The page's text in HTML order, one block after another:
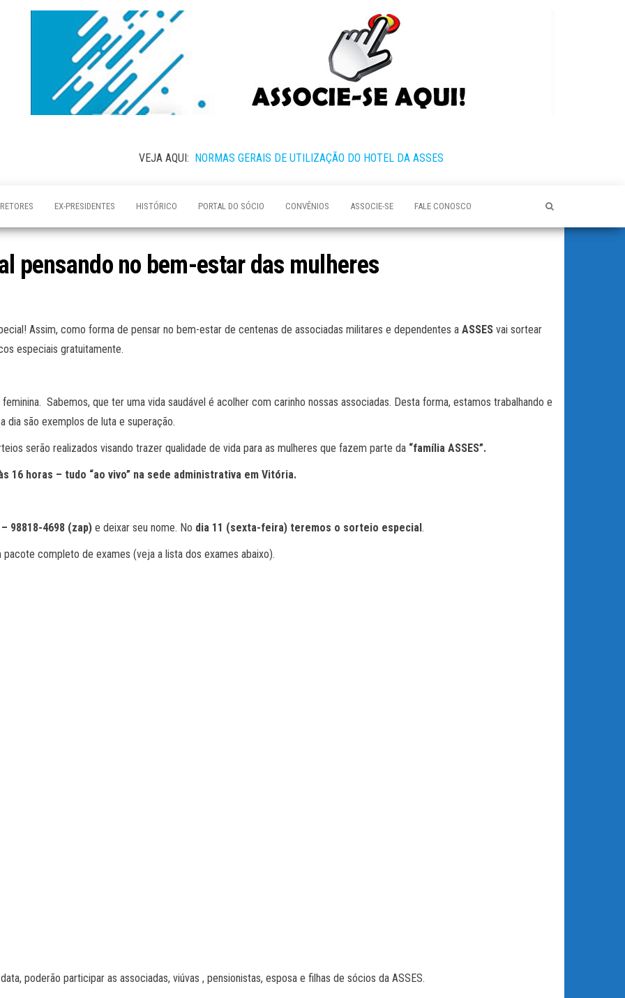
VEJA AQUI: NORMAS GERAIS DE UTILIZAÇÃO DO HOTEL DA ASSES
EX-PRESIDENTES HISTÓRICO PORTAL DO SÓCIO CONVÊNIOS ASSOCIE-SE FALE CONOSCO
pensando no bem-estar das mulheres
Assim, como forma de pensar no bem-estar de centenas de associadas militares e dependentes a ASSES vai sortear
especiais gratuitamente.
Sabemos, que ter uma vida saudável é acolher com carinho nossas associadas. Desta forma, estamos trabalhando e
dia são exemplos de luta e superação.
serão realizados visando trazer qualidade de vida para as mulheres que fazem parte da “família ASSES”.
16 horas – tudo “ao vivo” na sede administrativa em Vitória.
98818-4698 (zap) e deixar seu nome. No dia 11 (sexta-feira) teremos o sorteio especial.
completo de exames (veja a lista dos exames abaixo).
poderão participar as associadas, viúvas , pensionistas, esposa e filhas de sócios da ASSES.